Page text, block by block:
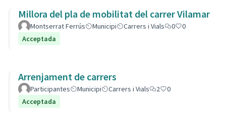
Millora del pla de mobilitat del carrer Vilamar
Montserrat Ferrús Municipi Carrers i Vials 0
0
Acceptada
Arrenjament de carrers
Participantes Municipi Carrers i Vials 2
0
Acceptada